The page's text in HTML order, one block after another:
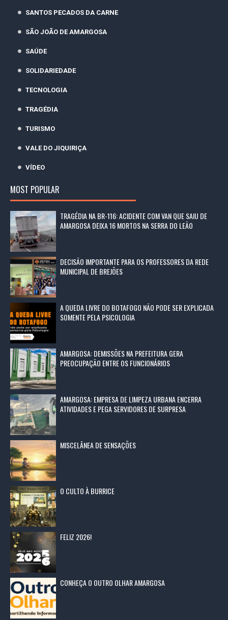
SANTOS PECADOS DA CARNE
SÃO JOÃO DE AMARGOSA
SAÚDE
SOLIDARIEDADE
TECNOLOGIA
TRAGÉDIA
TURISMO
VALE DO JIQUIRIÇA
VÍDEO
MOST POPULAR
TRAGÉDIA NA BR-116: ACIDENTE COM VAN QUE SAIU DE
AMARGOSA DEIXA 16 MORTOS NA SERRA DO LEÃO
DECISÃO IMPORTANTE PARA OS PROFESSORES DA REDE
MUNICIPAL DE BREJÕES
A QUEDA LIVRE DO BOTAFOGO NÃO PODE SER EXPLICADA
SOMENTE PELA PSICOLOGIA
AMARGOSA: DEMISSÕES NA PREFEITURA GERA
PREOCUPAÇÃO ENTRE OS FUNCIONÁRIOS
AMARGOSA: EMPRESA DE LIMPEZA URBANA ENCERRA
ATIVIDADES E PEGA SERVIDORES DE SURPRESA
MISCELÂNEA DE SENSAÇÕES
O CULTO À BURRICE
FELIZ 2026!
CONHEÇA O OUTRO OLHAR AMARGOSA